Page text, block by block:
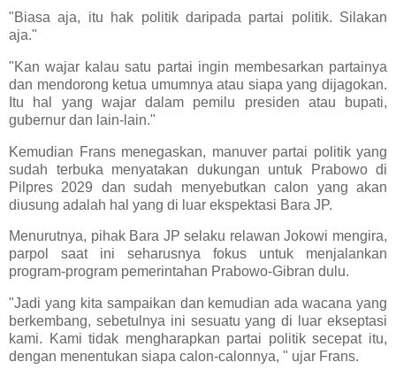
"Biasa aja, itu hak politik daripada partai politik. Silakan
aja."
"Kan wajar kalau satu partai ingin membesarkan partainya
dan mendorong ketua umumnya atau siapa yang dijagokan.
Itu hal yang wajar dalam pemilu presiden atau bupati,
gubernur dan lain-lain."
Kemudian Frans menegaskan, manuver partai politik yang
sudah terbuka menyatakan dukungan untuk Prabowo di
Pilpres 2029 dan sudah menyebutkan calon yang akan
diusung adalah hal yang di luar ekspektasi Bara JP.
Menurutnya, pihak Bara JP selaku relawan Jokowi mengira,
parpol saat ini seharusnya fokus untuk menjalankan
program-program pemerintahan Prabowo-Gibran dulu.
"Jadi yang kita sampaikan dan kemudian ada wacana yang
berkembang, sebetulnya ini sesuatu yang di luar ekseptasi
kami. Kami tidak mengharapkan partai politik secepat itu,
dengan menentukan siapa calon-calonnya, " ujar Frans.